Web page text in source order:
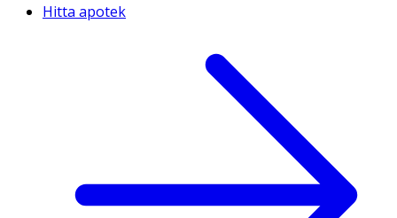
Hitta apotek